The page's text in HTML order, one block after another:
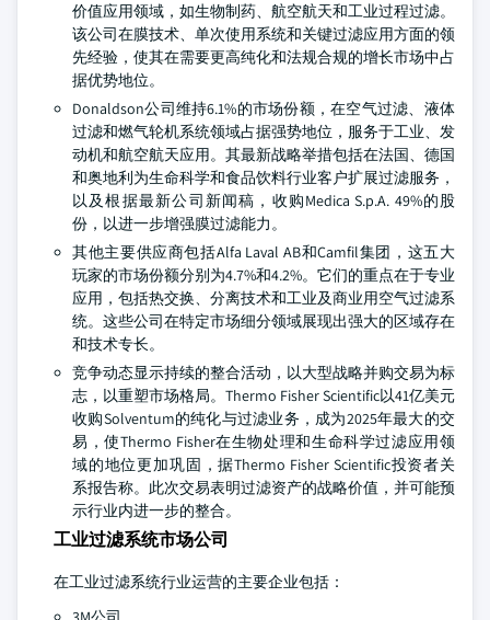
价值应用领域，如生物制药、航空航天和工业过程过滤。
该公司在膜技术、单次使用系统和关键过滤应用方面的领
先经验，使其在需要更高纯化和法规合规的增长市场中占
据优势地位。
Donaldson公司维持6.1%的市场份额，在空气过滤、液体
过滤和燃气轮机系统领域占据强势地位，服务于工业、发
动机和航空航天应用。其最新战略举措包括在法国、德国
和奥地利为生命科学和食品饮料行业客户扩展过滤服务，
以及根据最新公司新闻稿，收购Medica S.p.A. 49%的股
份，以进一步增强膜过滤能力。
其他主要供应商包括Alfa Laval AB和Camfil集团，这五大
玩家的市场份额分别为4.7%和4.2%。它们的重点在于专业
应用，包括热交换、分离技术和工业及商业用空气过滤系
统。这些公司在特定市场细分领域展现出强大的区域存在
和技术专长。
竞争动态显示持续的整合活动，以大型战略并购交易为标
志，以重塑市场格局。Thermo Fisher Scientific以41亿美元
收购Solventum的纯化与过滤业务，成为2025年最大的交
易，使Thermo Fisher在生物处理和生命科学过滤应用领
域的地位更加巩固，据Thermo Fisher Scientific投资者关
系报告称。此次交易表明过滤资产的战略价值，并可能预
示行业内进一步的整合。
工业过滤系统市场公司
在工业过滤系统行业运营的主要企业包括：